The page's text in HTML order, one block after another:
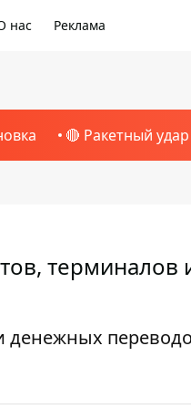
нас Реклама
🔴 Ракетный удар
денежных